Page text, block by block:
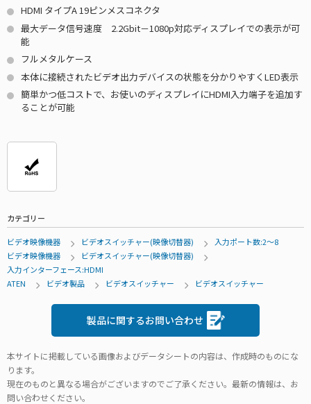
HDMI タイプA 19ピンメスコネクタ
最大データ信号速度 2.2Gbit－1080p対応ディスプレイでの表示が可
能
フルメタルケース
本体に接続されたビデオ出力デバイスの状態を分かりやすくLED表示
簡単かつ低コストで、お使いのディスプレイにHDMI入力端子を追加す
ることが可能
カテゴリー
ビデオ映像機器 ビデオスイッチャー(映像切替器)
入力ポート数:2～8
ビデオ映像機器
ビデオスイッチャー(映像切替器)
入力インターフェース:HDMI
ATEN
ビデオ製品 ビデオスイッチャー ビデオスイッチャー
製品に関するお問い合わせ
本サイトに掲載している画像およびデータシートの内容は、作成時のものにな
ります。
現在のものと異なる場合がございますのでご了承ください。最新の情報は、お
問い合わせください。